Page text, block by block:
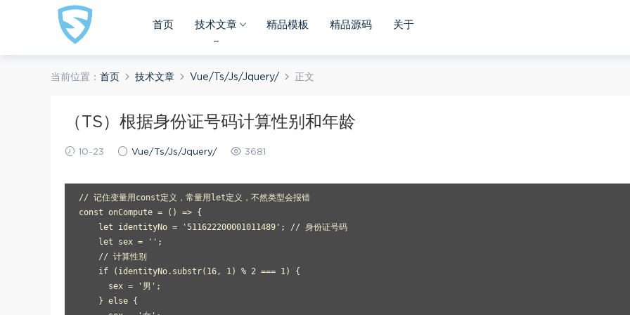
首页 技术文章 精品模板 精品源码 关于
当前位置： 首页 技术文章 Vue/Ts/Js/Jquery/ 正文
（TS）根据身份证号码计算性别和年龄
10-23 Vue/Ts/Js/Jquery/ 3681
// 记住变量用const定义，常量用let定义，不然类型会报错
const onCompute = () => {
    let identityNo = '511622200001011489'; // 身份证号码
    let sex = '';
    // 计算性别
    if (identityNo.substr(16, 1) % 2 === 1) {
      sex = '男';
    } else {